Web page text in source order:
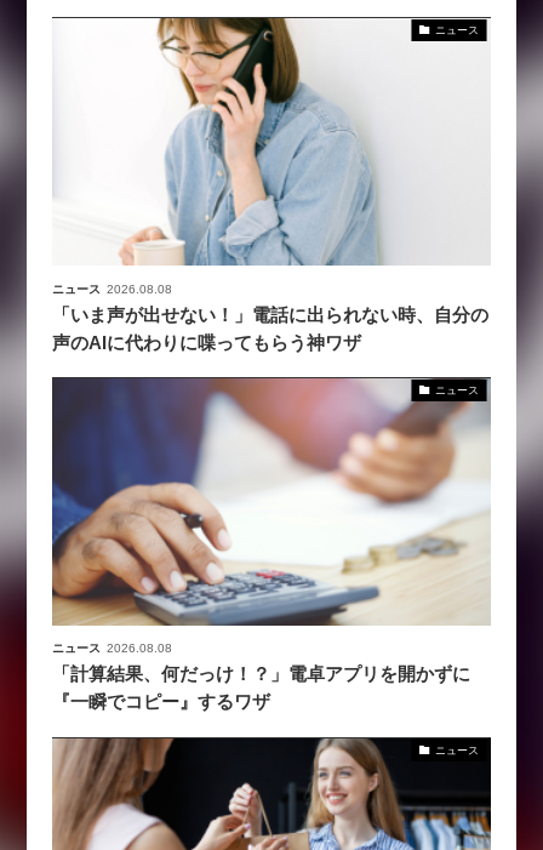
ニュース
ニュース 2026.08.08
「いま声が出せない！」電話に出られない時、自分の
声のAIに代わりに喋ってもらう神ワザ
ニュース
ニュース 2026.08.08
「計算結果、何だっけ！？」電卓アプリを開かずに
『一瞬でコピー』するワザ
ニュース